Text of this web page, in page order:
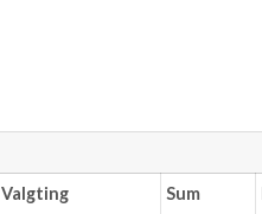
Valgting Sum